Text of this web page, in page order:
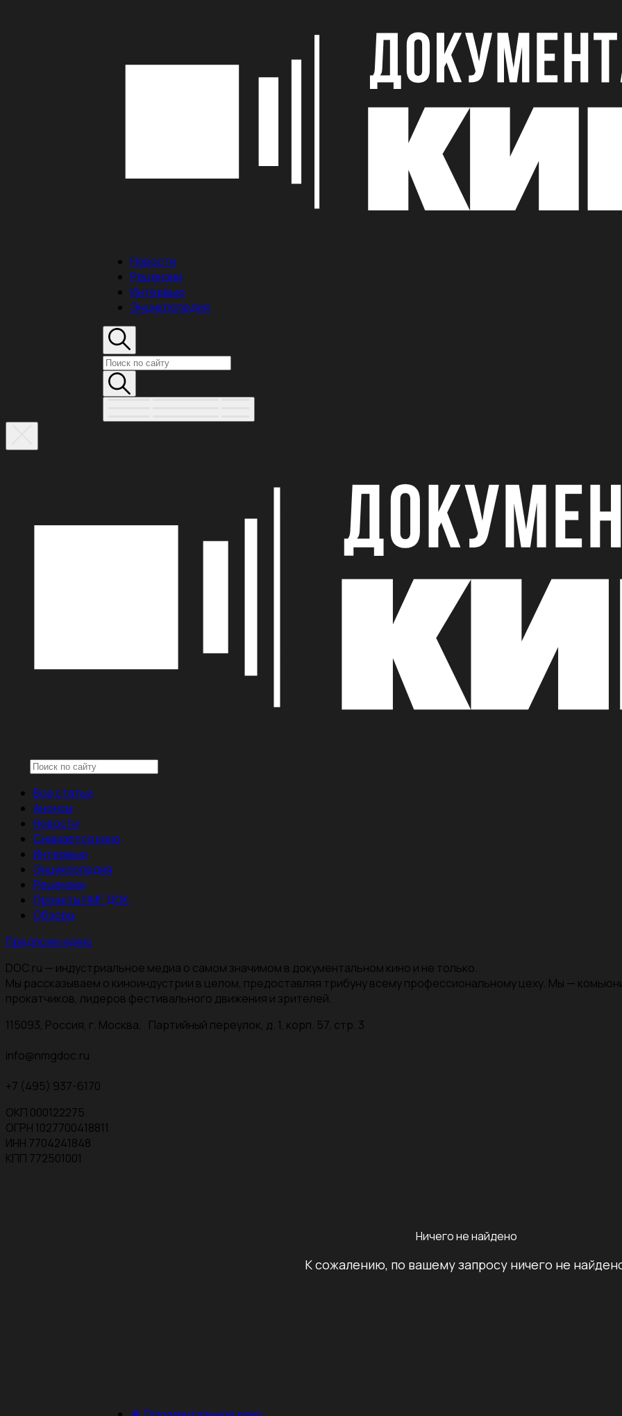
Новости
Рецензии
Интервью
Энциклопедия
Все статьи
Анонсы
Новости
Снимается кино
Интервью
Энциклопедия
Рецензии
Проекты НМГ ДОК
Обзоры
Предложи идею
DOC.ru — индустриальное медиа о самом значимом в документальном кино и не только.
Мы рассказываем о киноиндустрии в целом, предоставляя трибуну всему профессиональному цеху. Мы —
прокатчиков, лидеров фестивального движения и зрителей.
115093, Россия, г. Москва, Партийный переулок, д. 1, корп. 57, стр. 3
info@nmgdoc.ru
+7 (495) 937-6170
ОКП 000122275
ОГРН 1027700418811
ИНН 7704241848
КПП 772501001
Ничего не найдено
К сожалению, по вашему запросу ничего не